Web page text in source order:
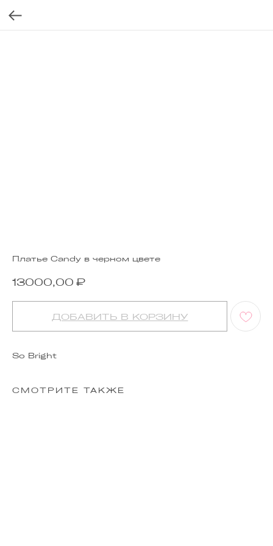
Платье Candy в черном цвете
13000,00 ₽
ДОБАВИТЬ В КОРЗИНУ
So Bright
СМОТРИТЕ ТАКЖЕ